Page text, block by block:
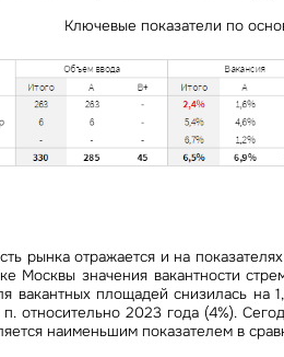
Ключевые показатели по
рынка отражается и на
Москвы значения вакантности
вакантных площадей снизилась на
п. относительно 2023 года (4%).
наименьшим показателем в